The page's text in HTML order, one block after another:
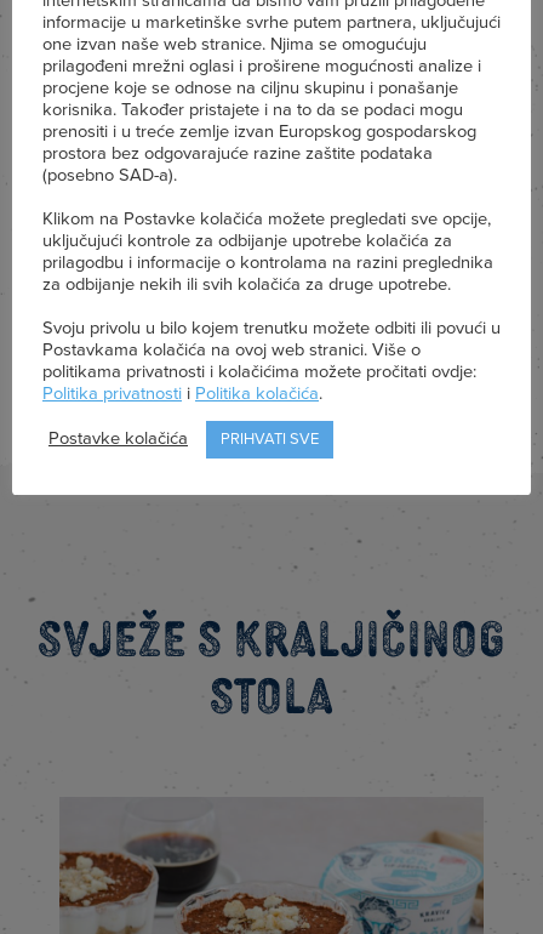
Za dresing pomiješajte kiselo vrhnje, jogurt,
usitnjeni češnjak te sol i papar.
Dresingom prelijte salatu te sve odmah
poslužite.
Svježe s kraljičinog
stola
informacije u marketinške svrhe putem partnera, uključujući
one izvan naše web stranice. Njima se omogućuju
prilagođeni mrežni oglasi i proširene mogućnosti analize i
procjene koje se odnose na ciljnu skupinu i ponašanje
korisnika. Također pristajete i na to da se podaci mogu
prenositi i u treće zemlje izvan Europskog gospodarskog
prostora bez odgovarajuće razine zaštite podataka
(posebno SAD-a).
Klikom na Postavke kolačića možete pregledati sve opcije,
uključujući kontrole za odbijanje upotrebe kolačića za
prilagodbu i informacije o kontrolama na razini preglednika
za odbijanje nekih ili svih kolačića za druge upotrebe.
Svoju privolu u bilo kojem trenutku možete odbiti ili povući u
Postavkama kolačića na ovoj web stranici. Više o
politikama privatnosti i kolačićima možete pročitati ovdje:
Politika privatnosti i Politika kolačića.
Postavke kolačića PRIHVATI SVE